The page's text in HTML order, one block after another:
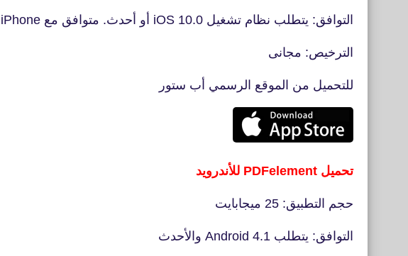
التوافق: يتطلب نظام تشغيل iOS 10.0 أو أحدث. متوافق مع iPhone و iPad و iPod touch
الترخيص: مجانى
للتحميل من الموقع الرسمي أب ستور
تحميل PDFelement للأندرويد
حجم التطبيق: 25 ميجابايت
التوافق: يتطلب Android 4.1 والأحدث